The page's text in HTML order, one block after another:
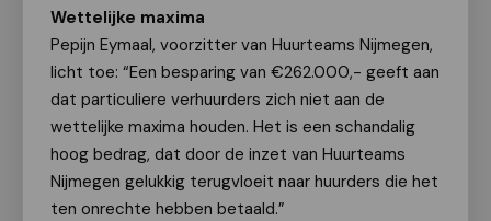
Wettelijke maxima
Pepijn Eymaal, voorzitter van Huurteams Nijmegen,
licht toe: “Een besparing van €262.000,- geeft aan
dat particuliere verhuurders zich niet aan de
wettelijke maxima houden. Het is een schandalig
hoog bedrag, dat door de inzet van Huurteams
Nijmegen gelukkig terugvloeit naar huurders die het
ten onrechte hebben betaald.”